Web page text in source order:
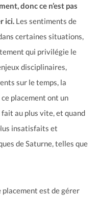
donc ce n’est pas
ici. Les sentiments de
certaines situations,
qui privilégie le
disciplinaires,
sur le temps, la
placement ont un
au plus vite, et quand
insatisfaits et
de Saturne, telles que
placement est de gérer